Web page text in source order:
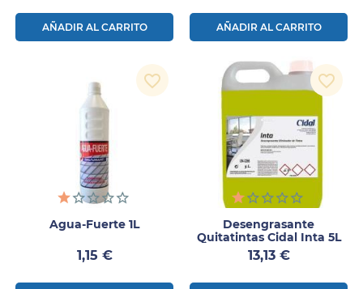
AÑADIR AL CARRITO AÑADIR AL CARRITO
Agua-Fuerte 1L
Precio
1,15 €
favorite_border
Desengrasante
Quitatintas Cidal Inta 5L
Precio
13,13 €
favorite_border